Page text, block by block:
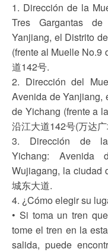
1. Dirección de la
Tres Gargantas
Yanjiang, el Distrito
(frente al Muelle No.9
道142号.
2. Dirección del
Avenida de Yanjiang,
de Yichang (frente a
沿江大道142号(万达
3. Dirección de
Yichang: Avenida
Wujiagang, la ciudad
城东大道.
4. ¿Cómo elegir su
• Si toma un tren
tome el tren en la
salida, puede